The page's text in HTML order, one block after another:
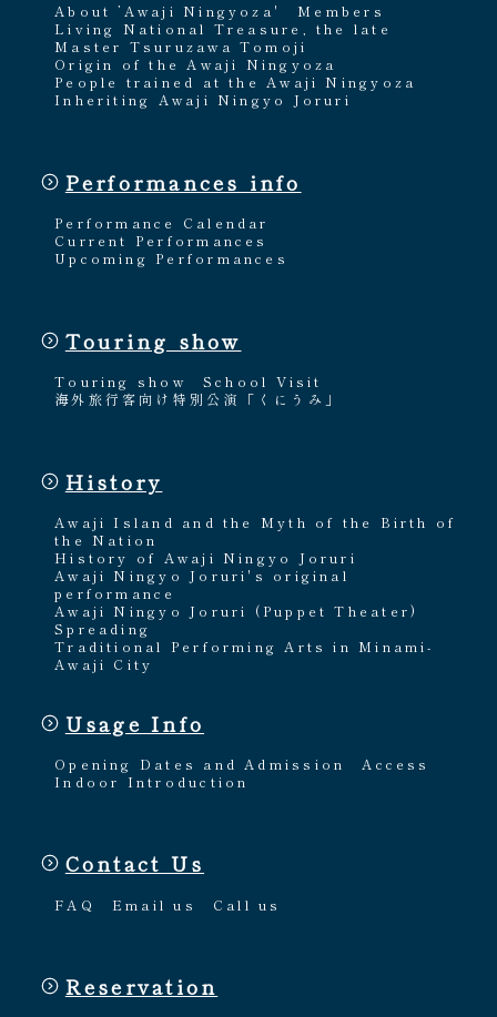
About ’Awaji Ningyoza'
Members
Living National Treasure, the late
Master Tsuruzawa Tomoji
Origin of the Awaji Ningyoza
People trained at the Awaji Ningyoza
Inheriting Awaji Ningyo Joruri
Performances info
Performance Calendar
Current Performances
Upcoming Performances
Touring show
Touring show
School Visit
海外旅行客向け特別公演「くにうみ」
History
Awaji Island and the Myth of the Birth of
the Nation
History of Awaji Ningyo Joruri
Awaji Ningyo Joruri's original
performance
Awaji Ningyo Joruri (Puppet Theater)
Spreading
Traditional Performing Arts in Minami-
Awaji City
Usage Info
Opening Dates and Admission
Access
Indoor Introduction
Contact Us
FAQ Email us Call us
Reservation